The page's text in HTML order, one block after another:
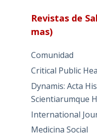
Revistas de
mas)
Comunidad
Critical Public
Dynamis: Acta
Scientiarumque
International
Medicina Social